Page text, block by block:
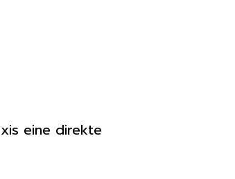
eine direkte